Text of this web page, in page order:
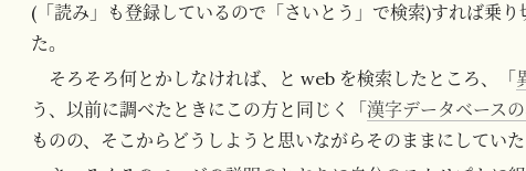
(「読み」も登録しているので「さいとう」で検索)すれば乗
た。
そろそろ何とかしなければ、と web を検索したところ、「
う、以前に調べたときにこの方と同じく「漢字データベース
ものの、そこからどうしようと思いながらそのままにしていた